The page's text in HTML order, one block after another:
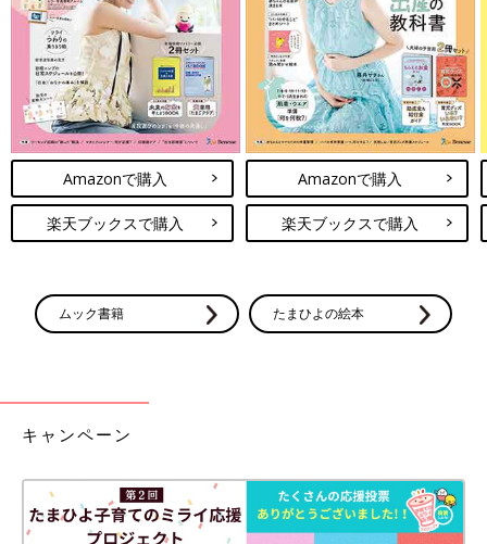
Amazonで購入
楽天ブックスで購入
Amazonで購入
楽天ブックスで購入
ムック書籍 たまひよの絵本
キャンペーン